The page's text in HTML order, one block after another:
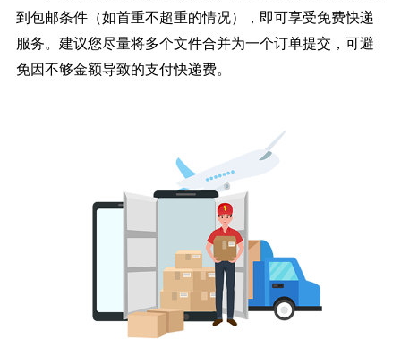
到包邮条件（如首重不超重的情况），即可享受免费快递
服务。建议您尽量将多个文件合并为一个订单提交，可避
免因不够金额导致的支付快递费。